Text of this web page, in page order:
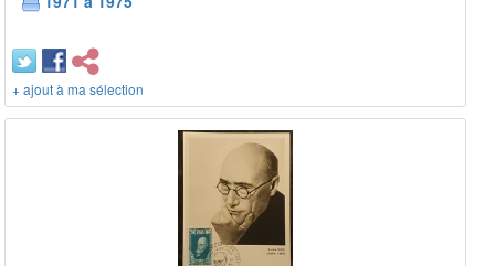
+ ajout à ma sélection